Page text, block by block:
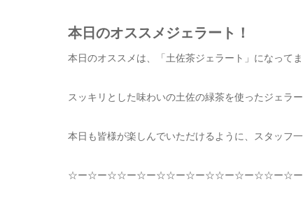
本日のオススメジェラート！
本日のオススメは、「土佐茶ジェラート」になってま
スッキリとした味わいの土佐の緑茶を使ったジェラ
本日も皆様が楽しんでいただけるように、スタッフ
☆ー☆ー☆☆ー☆ー☆☆ー☆ー☆☆ー☆ー☆☆ー☆ー